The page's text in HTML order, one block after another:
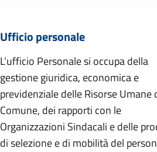
Ufficio personale
L’ufficio Personale si occupa della
gestione giuridica, economica e
previdenziale delle Risorse Umane
Comune, dei rapporti con le
Organizzazioni Sindacali e delle
di selezione e di mobilità del